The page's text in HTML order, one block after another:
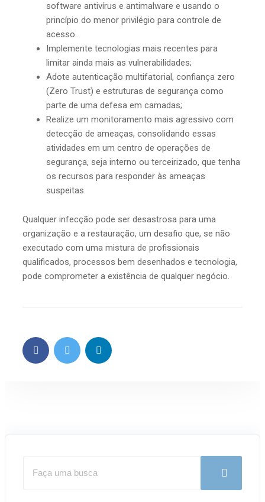
software antivírus e antimalware e usando o
princípio do menor privilégio para controle de
acesso.
Implemente tecnologias mais recentes para
limitar ainda mais as vulnerabilidades;
Adote autenticação multifatorial, confiança zero
(Zero Trust) e estruturas de segurança como
parte de uma defesa em camadas;
Realize um monitoramento mais agressivo com
detecção de ameaças, consolidando essas
atividades em um centro de operações de
segurança, seja interno ou terceirizado, que tenha
os recursos para responder às ameaças
suspeitas.
Qualquer infecção pode ser desastrosa para uma
organização e a restauração, um desafio que, se não
executado com uma mistura de profissionais
qualificados, processos bem desenhados e tecnologia,
pode comprometer a existência de qualquer negócio.